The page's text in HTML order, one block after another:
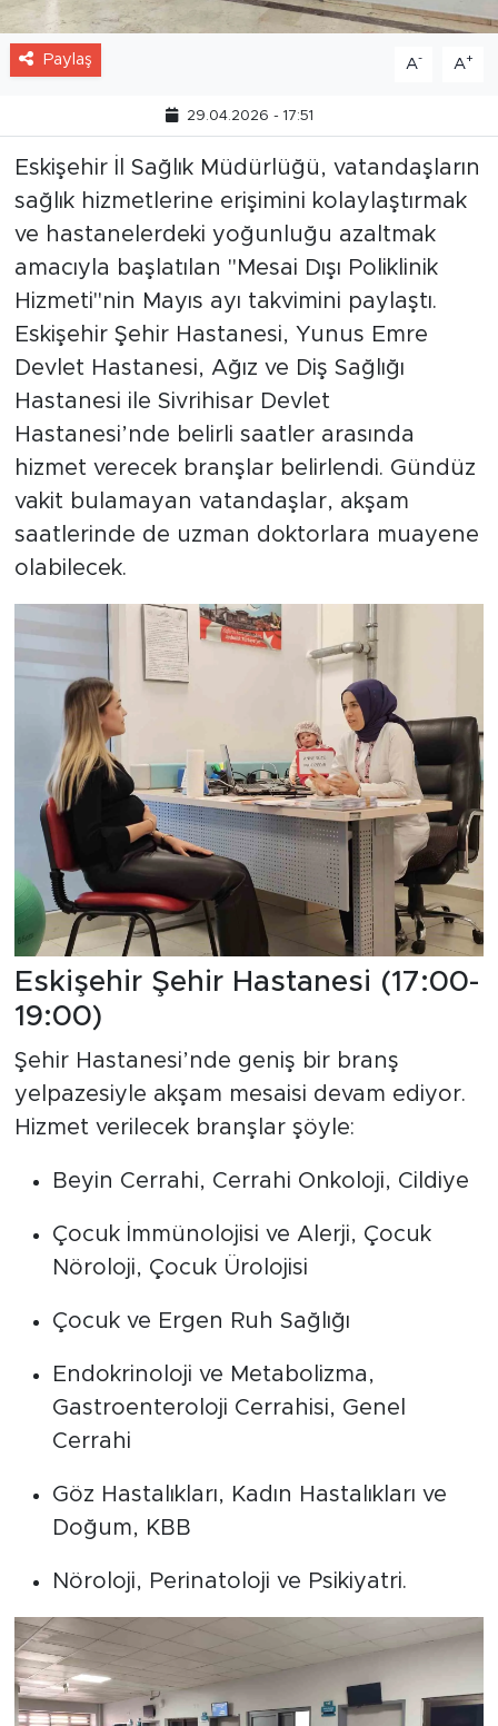
Paylaş A- A+
29.04.2026 - 17:51
Eskişehir İl Sağlık Müdürlüğü, vatandaşların
sağlık hizmetlerine erişimini kolaylaştırmak
ve hastanelerdeki yoğunluğu azaltmak
amacıyla başlatılan "Mesai Dışı Poliklinik
Hizmeti"nin Mayıs ayı takvimini paylaştı.
Eskişehir Şehir Hastanesi, Yunus Emre
Devlet Hastanesi, Ağız ve Diş Sağlığı
Hastanesi ile Sivrihisar Devlet
Hastanesi’nde belirli saatler arasında
hizmet verecek branşlar belirlendi. Gündüz
vakit bulamayan vatandaşlar, akşam
saatlerinde de uzman doktorlara muayene
olabilecek.
Eskişehir Şehir Hastanesi (17:00-
19:00)
Şehir Hastanesi’nde geniş bir branş
yelpazesiyle akşam mesaisi devam ediyor.
Hizmet verilecek branşlar şöyle:
Beyin Cerrahi, Cerrahi Onkoloji, Cildiye
Çocuk İmmünolojisi ve Alerji, Çocuk
Nöroloji, Çocuk Ürolojisi
Çocuk ve Ergen Ruh Sağlığı
Endokrinoloji ve Metabolizma,
Gastroenteroloji Cerrahisi, Genel
Cerrahi
Göz Hastalıkları, Kadın Hastalıkları ve
Doğum, KBB
Nöroloji, Perinatoloji ve Psikiyatri.